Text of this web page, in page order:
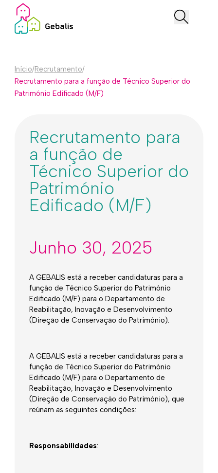
Início/Recrutamento/
Recrutamento para a função de Técnico Superior do
Património Edificado (M/F)
Recrutamento para
a função de
Técnico Superior do
Património
Edificado (M/F)
Junho 30, 2025
A GEBALIS está a receber candidaturas para a
função de Técnico Superior do Património
Edificado (M/F) para o Departamento de
Reabilitação, Inovação e Desenvolvimento
(Direção de Conservação do Património).
A GEBALIS está a receber candidaturas para a
função de Técnico Superior do Património
Edificado (M/F) para o Departamento de
Reabilitação, Inovação e Desenvolvimento
(Direção de Conservação do Património), que
reúnam as seguintes condições:
Responsabilidades: